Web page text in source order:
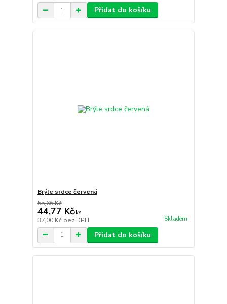
Přidat do košíku
Brýle srdce červená
55,66 Kč
44,77 Kč/ks
37,00 Kč bez DPH Skladem
Přidat do košíku